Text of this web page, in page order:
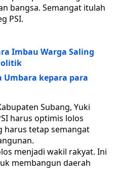
bangsa. Semangat itulah
PSI.
Imbau Warga Saling
kepara para
Subang, Yuki
harus optimis lolos
harus tetap semangat
menjadi wakil rakyat. Ini
membangun daerah